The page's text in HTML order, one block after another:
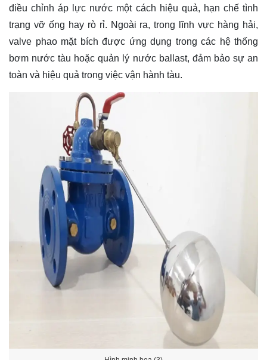
điều chỉnh áp lực nước một cách hiệu quả, hạn chế tình
trạng vỡ ống hay rò rỉ. Ngoài ra, trong lĩnh vực hàng hải,
valve phao mặt bích được ứng dụng trong các hệ thống
bơm nước tàu hoặc quản lý nước ballast, đảm bảo sự an
toàn và hiệu quả trong việc vận hành tàu.